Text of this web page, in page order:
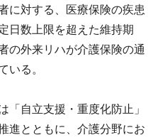
に対する、医療保険の疾患
日数上限を超えた維持期
の外来リハが介護保険の通
いる。
自立支援・重度化防止」
進とともに、介護分野にお